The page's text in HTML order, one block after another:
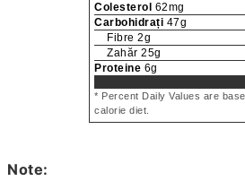
Colesterol 62mg
Carbohidrați 47g
Fibre 2g
Zahăr 25g
Proteine 6g
* Percent Daily Values are
calorie diet.
Note: